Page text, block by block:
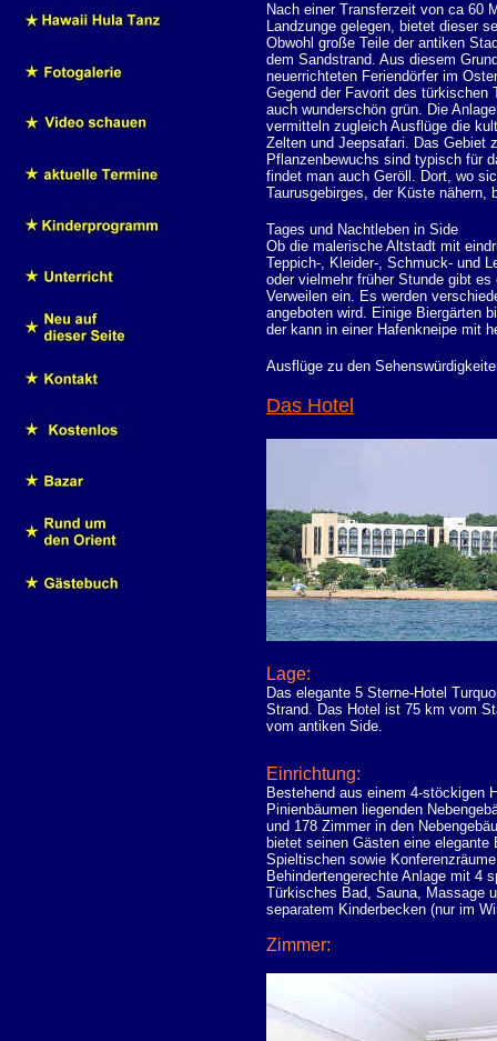
Nach einer Transferzeit von ca 60
Landzunge gelegen, bietet dieser
Obwohl große Teile der antiken
dem Sandstrand. Aus diesem
neuerrichteten Feriendörfer im
Gegend der Favorit des türkischen
auch wunderschön grün. Die
vermitteln zugleich Ausflüge die
Zelten und Jeepsafari. Das Gebiet
Pflanzenbewuchs sind typisch für
findet man auch Geröll. Dort, wo
Taurusgebirges, der Küste nähern,
Tages und Nachtleben in Side
Ob die malerische Altstadt mit
Teppich-, Kleider-, Schmuck- und
oder vielmehr früher Stunde gibt
Verweilen ein. Es werden
angeboten wird. Einige Biergärten
der kann in einer Hafenkneipe mit
Ausflüge zu den
Das Hotel
Lage:
Das elegante 5 Sterne-Hotel
Strand. Das Hotel ist 75 km vom
vom antiken Side.
Einrichtung:
Bestehend aus einem 4-stöckigen
Pinienbäumen liegenden
und 178 Zimmer in den
bietet seinen Gästen eine
Spieltischen sowie
Behindertengerechte Anlage mit 4
Türkisches Bad, Sauna, Massage
separatem Kinderbecken (nur im
Zimmer: